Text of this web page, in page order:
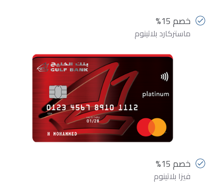
خصم 15%
ماستركارد بلاتينوم
خصم 15%
فيزا بلاتينوم